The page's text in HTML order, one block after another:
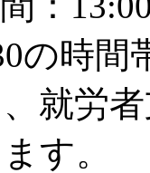
の時
就労
す。